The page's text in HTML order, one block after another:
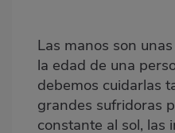
Las manos son
la edad de una
debemos cuidarlas
grandes sufridoras
constante al sol, las